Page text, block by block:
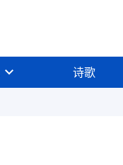
诗歌